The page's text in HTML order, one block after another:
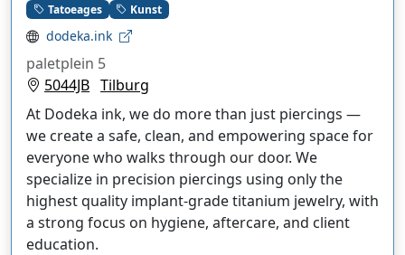
Tatoeages Kunst
dodeka.ink
paletplein 5
5044JB Tilburg
At Dodeka ink, we do more than just piercings —
we create a safe, clean, and empowering space for
everyone who walks through our door. We
specialize in precision piercings using only the
highest quality implant-grade titanium jewelry, with
a strong focus on hygiene, aftercare, and client
education.